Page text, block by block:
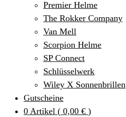
Premier Helme
The Rokker Company
Van Mell
Scorpion Helme
SP Connect
Schlüsselwerk
Wiley X Sonnenbrillen
Gutscheine
0 Artikel ( 0,00 € )